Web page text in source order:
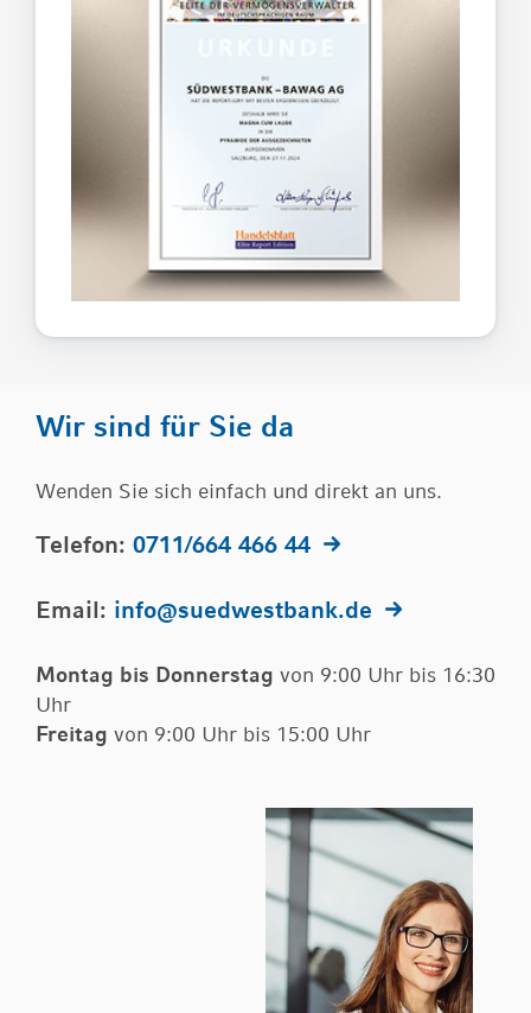
Wir sind für Sie da
Wenden Sie sich einfach und direkt an uns.
Telefon: 0711/664 466 44
Email: info@suedwestbank.de
Montag bis Donnerstag von 9:00 Uhr bis 16:30
Uhr
Freitag von 9:00 Uhr bis 15:00 Uhr